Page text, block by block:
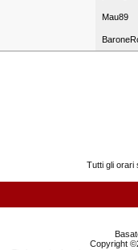
Mau89
Tutti gli orari
Copyright